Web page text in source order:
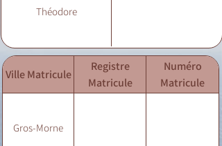
Théodore
Ville Matricule
Registre
Matricule
Numéro
Matricule
Gros-Morne